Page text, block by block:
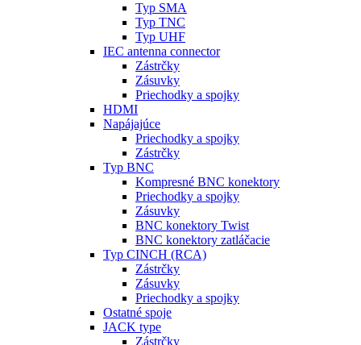
Typ SMA
Typ TNC
Typ UHF
IEC antenna connector
Zástrčky
Zásuvky
Priechodky a spojky
HDMI
Napájajúce
Priechodky a spojky
Zástrčky
Typ BNC
Kompresné BNC konektory
Priechodky a spojky
Zásuvky
BNC konektory Twist
BNC konektory zatláčacie
Typ CINCH (RCA)
Zástrčky
Zásuvky
Priechodky a spojky
Ostatné spoje
JACK type
Zástrčky